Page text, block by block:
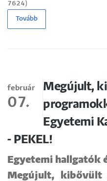
7624)
Tovább
február
07.
Megújult,
Egyetemi
- PEKEL!
Egyetemi hallgatók
Megújult, kibővült